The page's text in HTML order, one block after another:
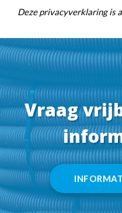
Deze privacyverklaring is
Vraag